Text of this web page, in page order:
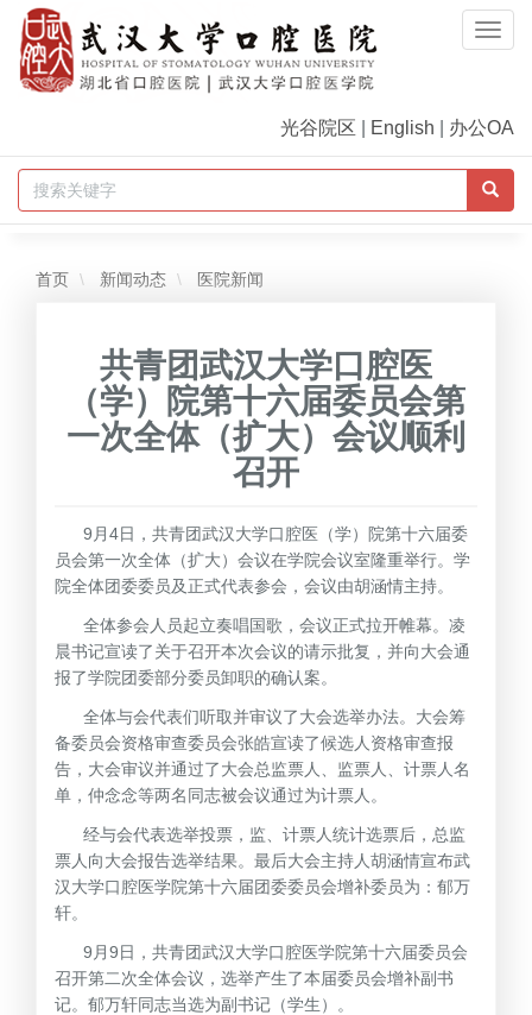
光谷院区 English 办公OA
首页 新闻动态 医院新闻
共青团武汉大学口腔医
（学）院第十六届委员会第
一次全体（扩大）会议顺利
召开
9月4日，共青团武汉大学口腔医（学）院第十六届委
员会第一次全体（扩大）会议在学院会议室隆重举行。学
院全体团委委员及正式代表参会，会议由胡涵情主持。
全体参会人员起立奏唱国歌，会议正式拉开帷幕。凌
晨书记宣读了关于召开本次会议的请示批复，并向大会通
报了学院团委部分委员卸职的确认案。
全体与会代表们听取并审议了大会选举办法。大会筹
备委员会资格审查委员会张皓宣读了候选人资格审查报
告，大会审议并通过了大会总监票人、监票人、计票人名
单，仲念念等两名同志被会议通过为计票人。
经与会代表选举投票，监、计票人统计选票后，总监
票人向大会报告选举结果。最后大会主持人胡涵情宣布武
汉大学口腔医学院第十六届团委委员会增补委员为：郁万
轩。
9月9日，共青团武汉大学口腔医学院第十六届委员会
召开第二次全体会议，选举产生了本届委员会增补副书
记。郁万轩同志当选为副书记（学生）。